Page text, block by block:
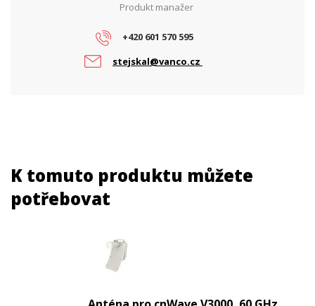
Produkt manažer
+420 601 570 595
stejskal@vanco.cz
K tomuto produktu můžete
potřebovat